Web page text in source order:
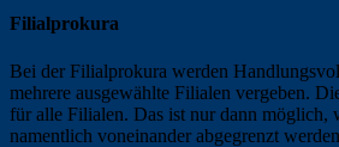
Filialprokura
Bei der Filialprokura werden
mehrere ausgewählte Filialen vergeben.
für alle Filialen. Das ist nur dann möglich,
namentlich voneinander abgegrenzt